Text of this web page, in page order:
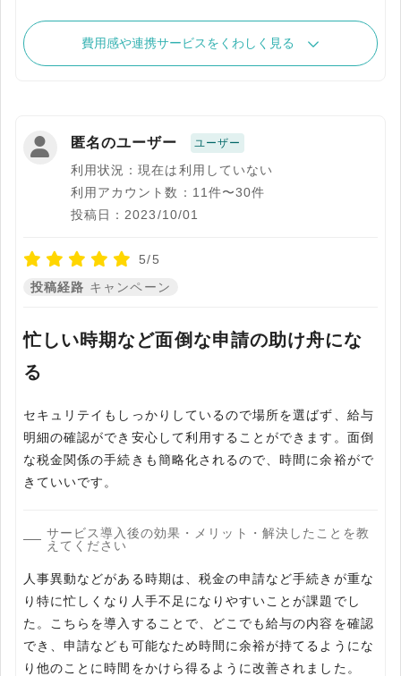
費用感や連携サービスをくわしく見る
匿名のユーザー ユーザー
利用状況：現在は利用していない
利用アカウント数：11件〜30件
投稿日：2023/10/01
5/5
投稿経路 キャンペーン
忙しい時期など面倒な申請の助け舟にな
る
セキュリテイもしっかりしているので場所を選ばず、給与
明細の確認ができ安心して利用することができます。面倒
な税金関係の手続きも簡略化されるので、時間に余裕がで
きていいです。
サービス導入後の効果・メリット・解決したことを教
えてください
人事異動などがある時期は、税金の申請など手続きが重な
り特に忙しくなり人手不足になりやすいことが課題でし
た。こちらを導入することで、どこでも給与の内容を確認
でき、申請なども可能なため時間に余裕が持てるようにな
り他のことに時間をかけら得るように改善されました。